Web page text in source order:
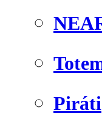
Piráti